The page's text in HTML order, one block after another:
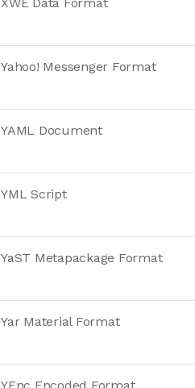
Yahoo! Messenger Format
YAML Document
YML Script
YaST Metapackage Format
Yar Material Format